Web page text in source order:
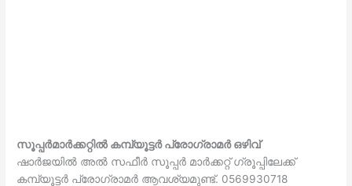
സൂപ്പർമാർക്കറ്റിൽ കമ്പ്യൂട്ടർ പ്രോഗ്രാമർ ഒഴിവ്
ഷാർജയിൽ അൽ സഫീർ സൂപ്പർ മാർക്കറ്റ് ഗ്രൂപ്പിലേക്ക്
കമ്പ്യൂട്ടർ പ്രോഗ്രാമർ ആവശ്യമുണ്ട്. 0569930718